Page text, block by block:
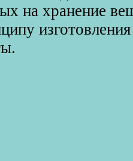
на хранение